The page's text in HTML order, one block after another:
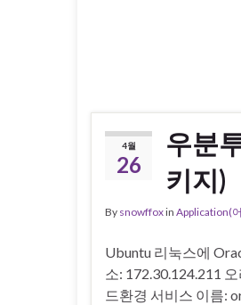
4월
26
우분
키지)
By snowffoxin Application(
Ubuntu 리눅스에
소: 172.30.124.211
드환경 서비스 이름: